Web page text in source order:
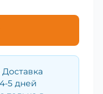
Доставка
5 дней